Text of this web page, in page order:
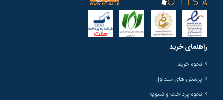
راهنمای خرید
نحوه خرید
پرسش های متداول
نحوه پرداخت و تسویه